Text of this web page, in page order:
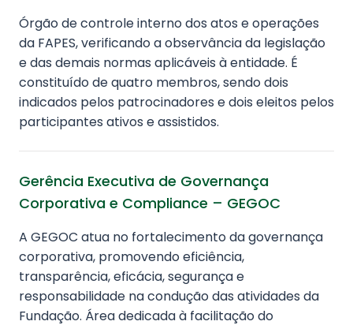
Órgão de controle interno dos atos e operações
da FAPES, verificando a observância da legislação
e das demais normas aplicáveis à entidade. É
constituído de quatro membros, sendo dois
indicados pelos patrocinadores e dois eleitos pelos
participantes ativos e assistidos.
Gerência Executiva de Governança
Corporativa e Compliance – GEGOC
A GEGOC atua no fortalecimento da governança
corporativa, promovendo eficiência,
transparência, eficácia, segurança e
responsabilidade na condução das atividades da
Fundação. Área dedicada à facilitação do